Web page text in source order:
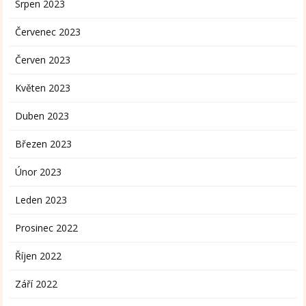
Srpen 2023
Červenec 2023
Červen 2023
Květen 2023
Duben 2023
Březen 2023
Únor 2023
Leden 2023
Prosinec 2022
Říjen 2022
Září 2022